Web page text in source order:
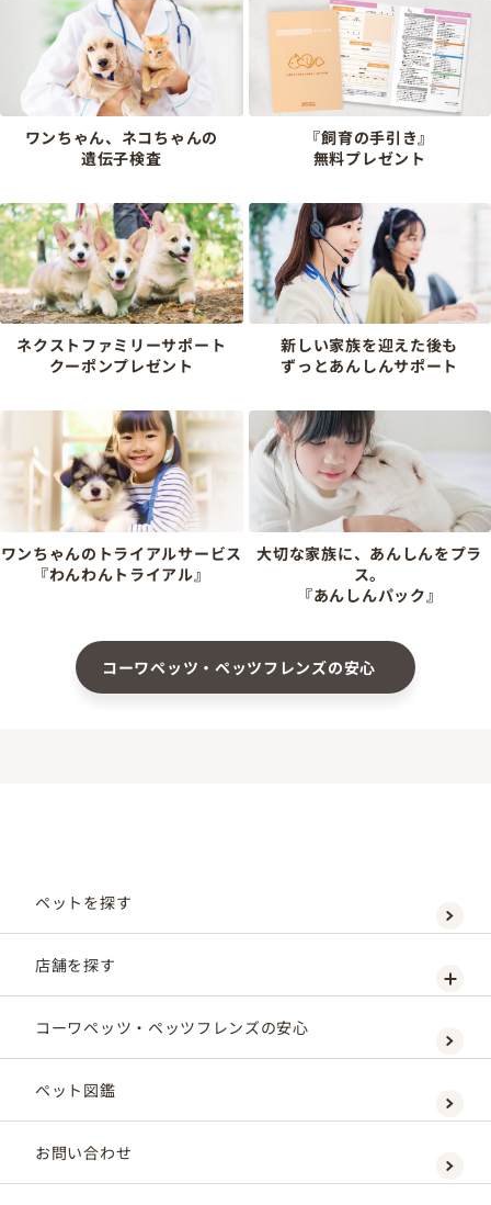
ワンちゃん、ネコちゃんの
遺伝子検査
『飼育の手引き』
無料プレゼント
ネクストファミリーサポート
クーポンプレゼント
新しい家族を迎えた後も
ずっとあんしんサポート
ワンちゃんのトライアルサービス
『わんわんトライアル』
大切な家族に、あんしんをプラ
ス。
『あんしんパック』
コーワペッツ・ペッツフレンズの安心
ペットを探す
店舗を探す
コーワペッツ・ペッツフレンズの安心
ペット図鑑
お問い合わせ